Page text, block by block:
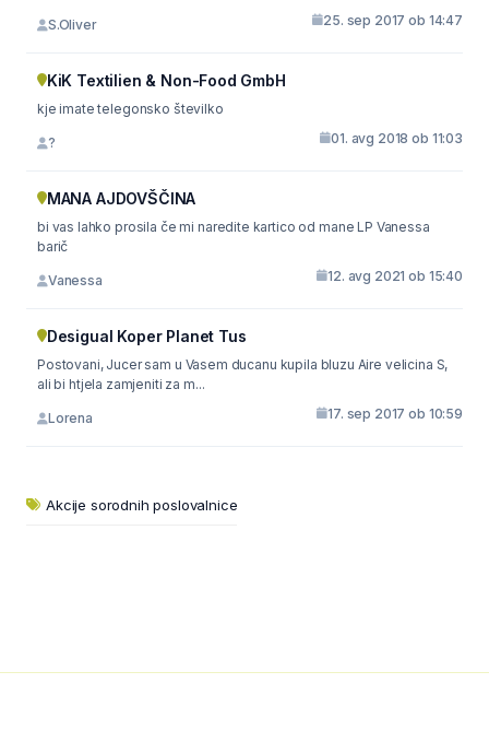
S.Oliver 25. sep 2017 ob 14:47
KiK Textilien & Non-Food GmbH
kje imate telegonsko številko
? 01. avg 2018 ob 11:03
MANA AJDOVŠČINA
bi vas lahko prosila če mi naredite kartico od mane LP Vanessa
barič
Vanessa 12. avg 2021 ob 15:40
Desigual Koper Planet Tus
Postovani, Jucer sam u Vasem ducanu kupila bluzu Aire velicina S,
ali bi htjela zamjeniti za m...
Lorena 17. sep 2017 ob 10:59
Akcije sorodnih poslovalnice